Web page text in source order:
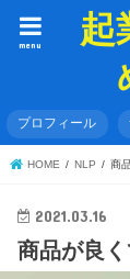
起
menu
プロフィール
HOME NLP 商
2021.03.16
商品が良